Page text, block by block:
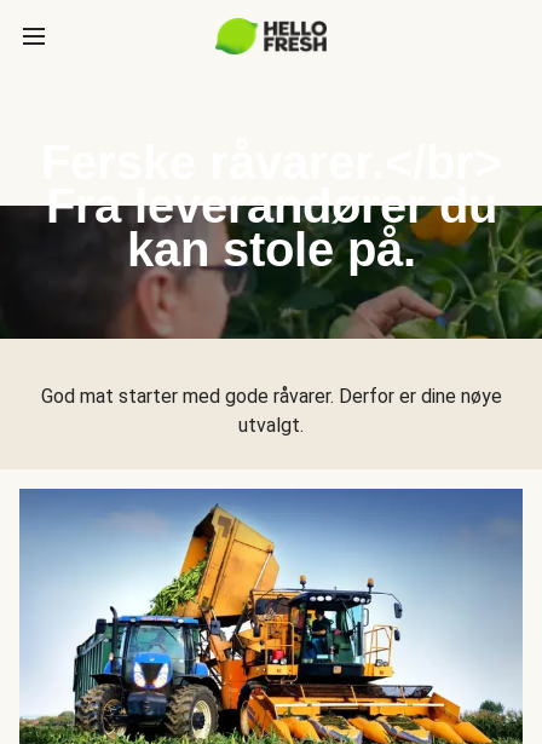
Fra leverandører du
kan stole på.
God mat starter med gode råvarer. Derfor er dine nøye
utvalgt.